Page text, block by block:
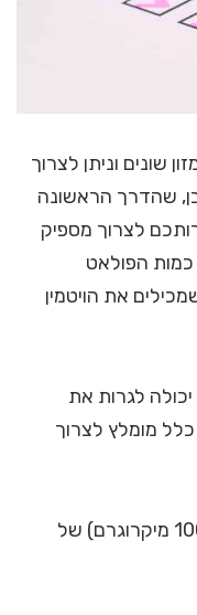
שונים וניתן לצרוך
שהדרך הראשונה
לצרוך מספיק
הפולאט
את הויטמין
לגרות את
מומלץ לצרוך
לא רצוי ליטול יותר מ-1 מיליגרם (1000 מיקרוגרם) של